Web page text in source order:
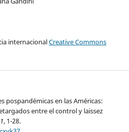
internacionalCreative Commons
pospandémicas en las Américas:
entre el control y laissez
, 1-28.